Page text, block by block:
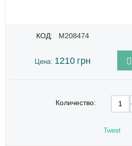
КОД: M208474
Цена: 1210 грн
Количество:
Tweet